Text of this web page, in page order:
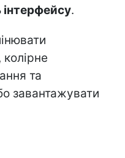
інтерфейсу.
та
завантажувати